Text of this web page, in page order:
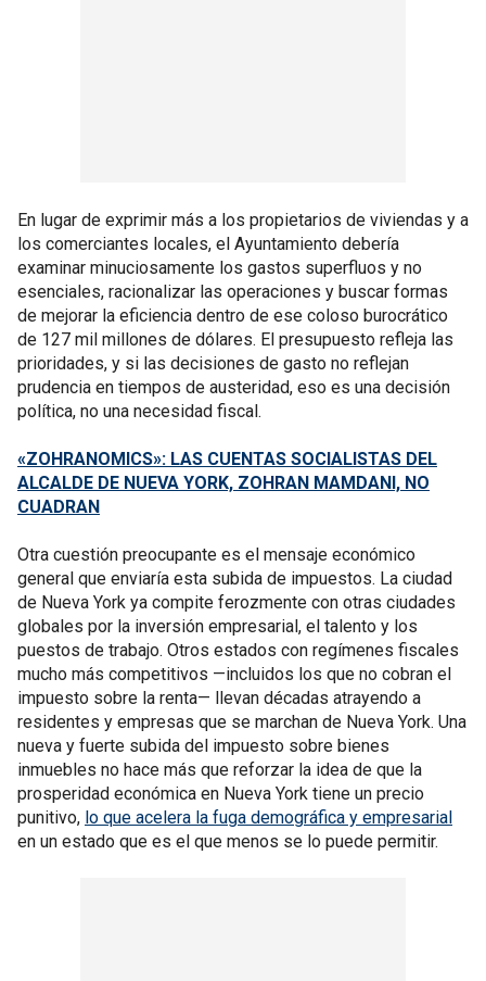
En lugar de exprimir más a los propietarios de viviendas y a
los comerciantes locales, el Ayuntamiento debería
examinar minuciosamente los gastos superfluos y no
esenciales, racionalizar las operaciones y buscar formas
de mejorar la eficiencia dentro de ese coloso burocrático
de 127 mil millones de dólares. El presupuesto refleja las
prioridades, y si las decisiones de gasto no reflejan
prudencia en tiempos de austeridad, eso es una decisión
política, no una necesidad fiscal.
«ZOHRANOMICS»: LAS CUENTAS SOCIALISTAS DEL
ALCALDE DE NUEVA YORK, ZOHRAN MAMDANI, NO
CUADRAN
Otra cuestión preocupante es el mensaje económico
general que enviaría esta subida de impuestos. La ciudad
de Nueva York ya compite ferozmente con otras ciudades
globales por la inversión empresarial, el talento y los
puestos de trabajo. Otros estados con regímenes fiscales
mucho más competitivos —incluidos los que no cobran el
impuesto sobre la renta— llevan décadas atrayendo a
residentes y empresas que se marchan de Nueva York. Una
nueva y fuerte subida del impuesto sobre bienes
inmuebles no hace más que reforzar la idea de que la
prosperidad económica en Nueva York tiene un precio
punitivo, lo que acelera la fuga demográfica y empresarial
en un estado que es el que menos se lo puede permitir.